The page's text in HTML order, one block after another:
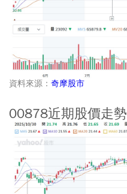
資料來源： 奇摩股市
00878近期股價走勢